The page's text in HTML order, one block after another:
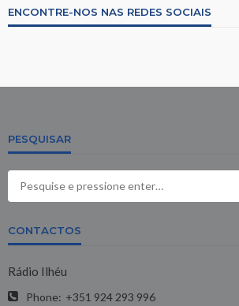
ENCONTRE-NOS NAS REDES SOCIAIS
PESQUISAR
CONTACTOS
Rádio Ilhéu
Phone: +351 924 293 996